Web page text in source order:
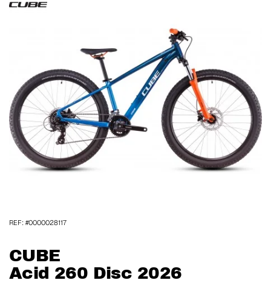
CUBE
Acid 260 Disc 2026
REF: #0000028117